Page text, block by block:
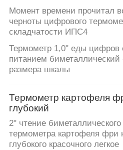
Момент времени прочитал
черноты цифрового
складчатости ИПС4
Термометр 1,0" еды цифров
питанием
размера шкалы
Термометр картофеля
глубокий
2" чтение
термометра картофеля фри
глубокого красочного легкое